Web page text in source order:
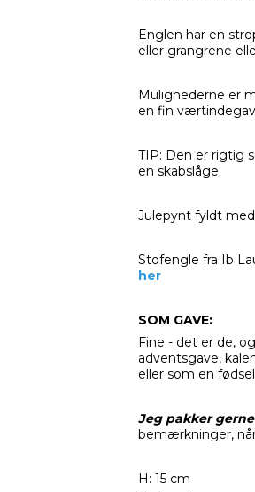
Englen har en
eller grangrene
Mulighederne er
en fin
TIP: Den er rigtig
en skabslåge.
Julepynt fyldt
Stofengle fra Ib
her
SOM GAVE:
Fine - det er de,
adventsgave,
eller som en
Jeg pakker
bemærkninger,
H: 15 cm